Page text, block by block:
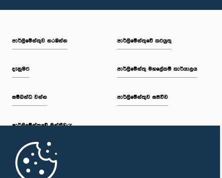
පාර්ලි‌මේන්තුව නරඹන්න
දැනුමට
සම්බන්ධ වන්න
පාර්ලි‌මේන්තුවේ මන්ත්‍රීවරු
මුල් පිටුව
පාර්ලිමේන්තුවේ කටයුතු
පාර්ලිමේන්තු මහලේකම් කාර්යාලය
පාර්ලිමේන්තුව සජීවීව